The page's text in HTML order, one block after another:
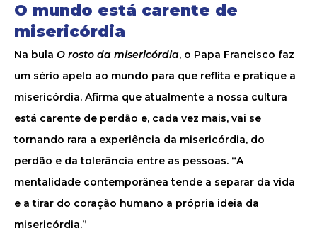
O mundo está carente de
misericórdia
Na bula O rosto da misericórdia, o Papa Francisco faz
um sério apelo ao mundo para que reflita e pratique a
misericórdia. Afirma que atualmente a nossa cultura
está carente de perdão e, cada vez mais, vai se
tornando rara a experiência da misericórdia, do
perdão e da tolerância entre as pessoas. “A
mentalidade contemporânea tende a separar da vida
e a tirar do coração humano a própria ideia da
misericórdia.”